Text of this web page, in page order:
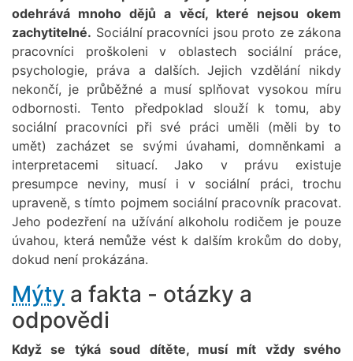
odehrává mnoho dějů a věcí, které nejsou okem
zachytitelné. Sociální pracovníci jsou proto ze zákona
pracovníci proškoleni v oblastech sociální práce,
psychologie, práva a dalších. Jejich vzdělání nikdy
nekončí, je průběžné a musí splňovat vysokou míru
odbornosti. Tento předpoklad slouží k tomu, aby
sociální pracovníci při své práci uměli (měli by to
umět) zacházet se svými úvahami, domněnkami a
interpretacemi situací. Jako v právu existuje
presumpce neviny, musí i v sociální práci, trochu
upraveně, s tímto pojmem sociální pracovník pracovat.
Jeho podezření na užívání alkoholu rodičem je pouze
úvahou, která nemůže vést k dalším krokům do doby,
dokud není prokázána.
Mýty a fakta - otázky a
odpovědi
Když se týká soud dítěte, musí mít vždy svého